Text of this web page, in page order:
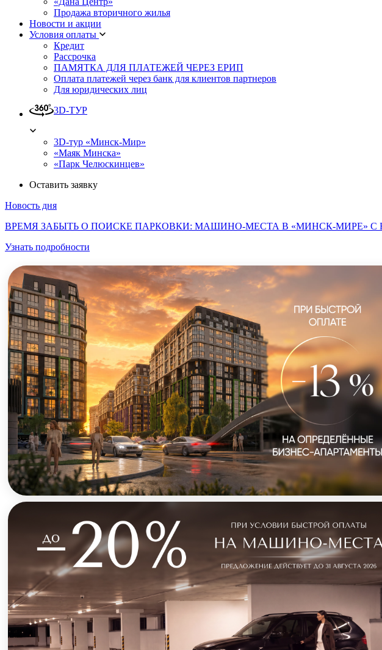
Продажа вторичного жилья
Новости и акции
Условия оплаты
Кредит
Рассрочка
ПАМЯТКА ДЛЯ ПЛАТЕЖЕЙ ЧЕРЕЗ ЕРИП
Оплата платежей через банк для клиентов партнеров
Для юридических лиц
3D-ТУР
3D-тур «Минск-Мир»
«Маяк Минска»
«Парк Челюскинцев»
Оставить заявку
Новость дня
ВРЕМЯ ЗАБЫТЬ О ПОИСКЕ ПАРКОВКИ: МАШИНО-МЕСТА В «МИНСК-МИРЕ» С
Узнать подробности